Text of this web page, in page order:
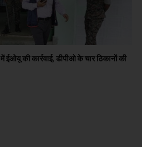
में ईओयू की कार्रवाई, डीपीओ के चार ठिकानों की